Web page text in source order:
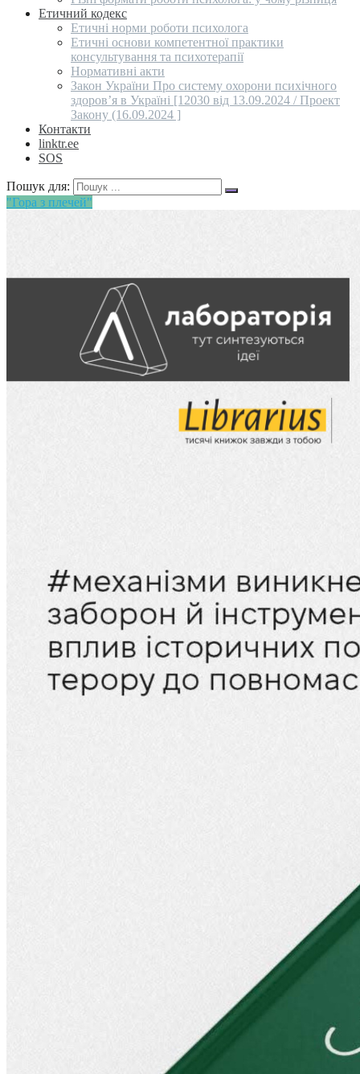
Етичний кодекс
Етичні норми роботи психолога
Етичні основи компетентної практики
консультування та психотерапії
Нормативні акти
Закон України Про систему охорони психічного
здоров’я в Україні [12030 від 13.09.2024 / Проект
Закону (16.09.2024 ]
Контакти
linktr.ee
SOS
Пошук для:
"Гора з плечей"